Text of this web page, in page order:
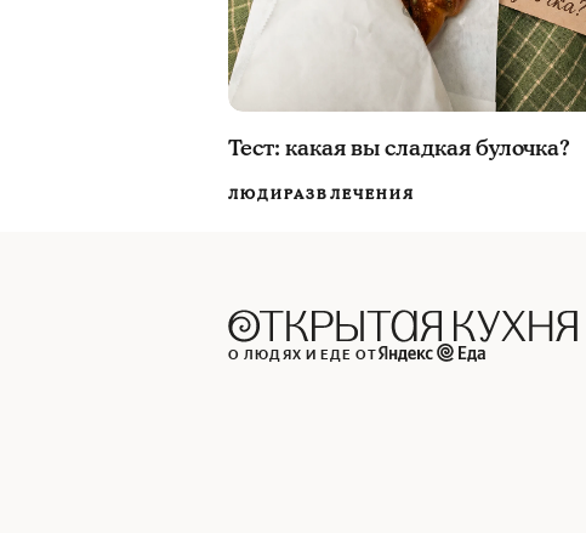
Тест: какая вы сладкая булочка?
ЛЮДИРАЗВЛЕЧЕНИЯ
О ЛЮДЯХ И ЕДЕ ОТ